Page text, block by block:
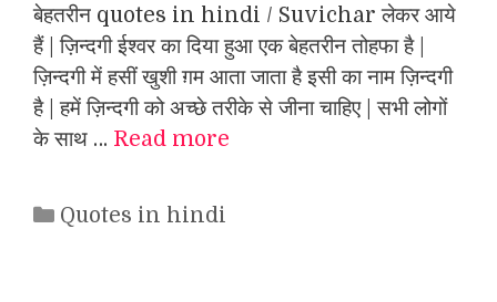
बेहतरीन quotes in hindi / Suvichar लेकर आये
हैं | ज़िन्दगी ईश्वर का दिया हुआ एक बेहतरीन तोहफा है |
ज़िन्दगी में हसीं खुशी ग़म आता जाता है इसी का नाम ज़िन्दगी
है | हमें ज़िन्दगी को अच्छे तरीके से जीना चाहिए | सभी लोगों
के साथ … Read more
Categories
Quotes in hindi